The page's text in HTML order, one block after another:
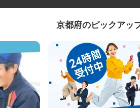
京都府のピックアッ